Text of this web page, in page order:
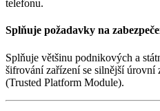
telefonu.
Splňuje požadavky na
Splňuje většinu podnikových a
šifrování zařízení se silnější úrovní
(Trusted Platform Module).